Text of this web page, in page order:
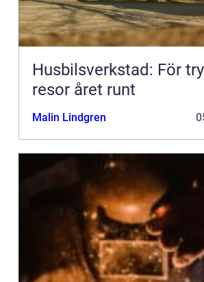
Husbilsverkstad: För
resor året runt
Malin Lindgren